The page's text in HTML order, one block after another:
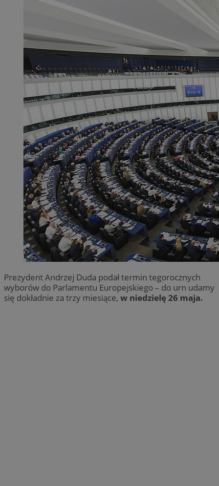
Prezydent Andrzej Duda podał termin tegorocznych
wyborów do Parlamentu Europejskiego – do urn udamy
się dokładnie za trzy miesiące, w niedzielę 26 maja.